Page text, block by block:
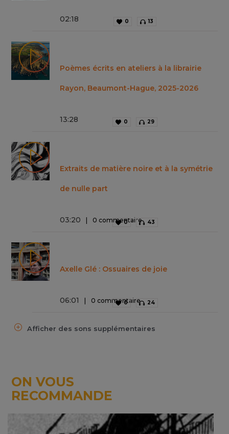
02:18 0 13
Poèmes écrits en ateliers à la librairie
Rayon, Beaumont-Hague, 2025-2026
13:28 0 29
Extraits de matière noire et à la symétrie
de nulle part
03:20 0 commentaire
0 43
Axelle Glé : Ossuaires de joie
06:01 0 commentaire
0 24
Afficher des sons supplémentaires
ON VOUS
RECOMMANDE